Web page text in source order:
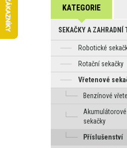
KATEGORIE
SEKAČKY A ZAHRADNÍ
Robotické
Rotační sekačky
Vřetenové
Benzínové
sekačky
Příslušenství